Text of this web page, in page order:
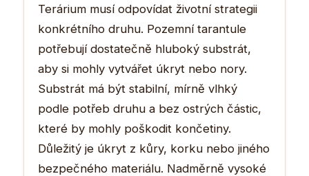
Terárium musí odpovídat životní strategii
konkrétního druhu. Pozemní tarantule
potřebují dostatečně hluboký substrát,
aby si mohly vytvářet úkryt nebo nory.
Substrát má být stabilní, mírně vlhký
podle potřeb druhu a bez ostrých částic,
které by mohly poškodit končetiny.
Důležitý je úkryt z kůry, korku nebo jiného
bezpečného materiálu. Nadměrně vysoké